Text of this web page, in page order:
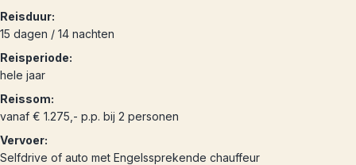
Reisduur:
15 dagen / 14 nachten
Reisperiode:
hele jaar
Reissom:
vanaf € 1.275,- p.p. bij 2 personen
Vervoer:
Selfdrive of auto met Engelssprekende chauffeur